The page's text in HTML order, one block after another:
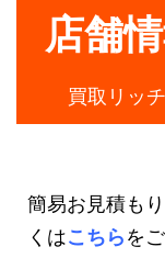
店舗
買取リッ
簡易お見積も
くはこちらを